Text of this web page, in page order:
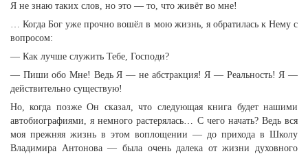
Я не знаю таких слов, но это — то, что живёт во мне!
… Когда Бог уже прочно вошёл в мою жизнь, я обратилась к Нему с
вопросом:
— Как лучше служить Тебе, Господи?
— Пиши обо Мне! Ведь Я — не абстракция! Я — Реальность! Я —
действительно существую!
Но, когда позже Он сказал, что следующая книга будет нашими
автобиографиями, я немного растерялась… С чего начать? Ведь вся
моя прежняя жизнь в этом воплощении — до прихода в Школу
Владимира Антонова — была очень далека от жизни духовного